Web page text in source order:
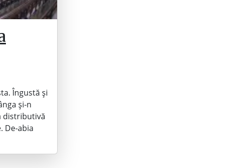
Îngustă și
și-n
distributivă
De-abia